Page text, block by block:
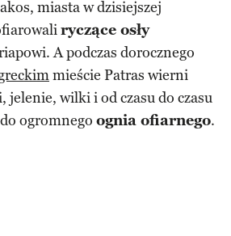
miasta w dzisiejszej
ryczące osły
A podczas dorocznego
mieście Patras wierni
jelenie, wilki i od czasu do czasu
ogromnego ognia ofiarnego.